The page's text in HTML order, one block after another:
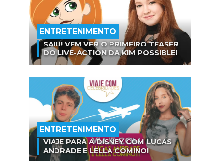
ENTRETENIMENTO
SAIU! VEM VER O PRIMEIRO TEASER
DO LIVE-ACTION DA KIM POSSIBLE!
ENTRETENIMENTO
VIAJE PARA A DISNEY COM LUCAS
ANDRADE E LELLA COMINO!